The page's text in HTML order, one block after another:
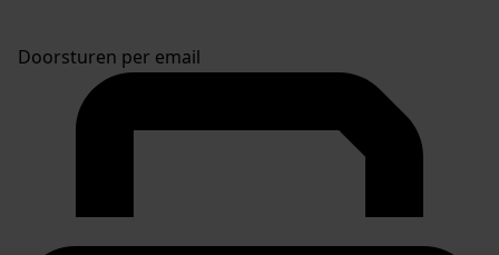
Doorsturen per email